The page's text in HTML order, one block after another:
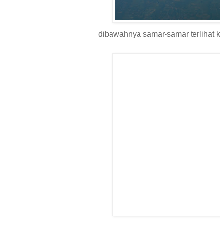
dibawahnya samar-samar terlihat